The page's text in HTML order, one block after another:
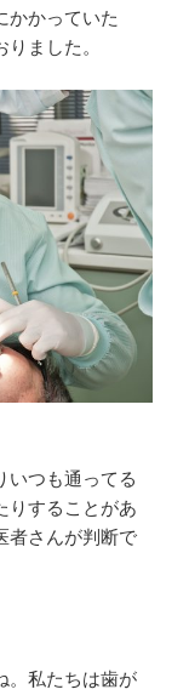
かかっていた
ました。
いつも通ってる
りすることがあ
者さんが判断で
。私たちは歯が